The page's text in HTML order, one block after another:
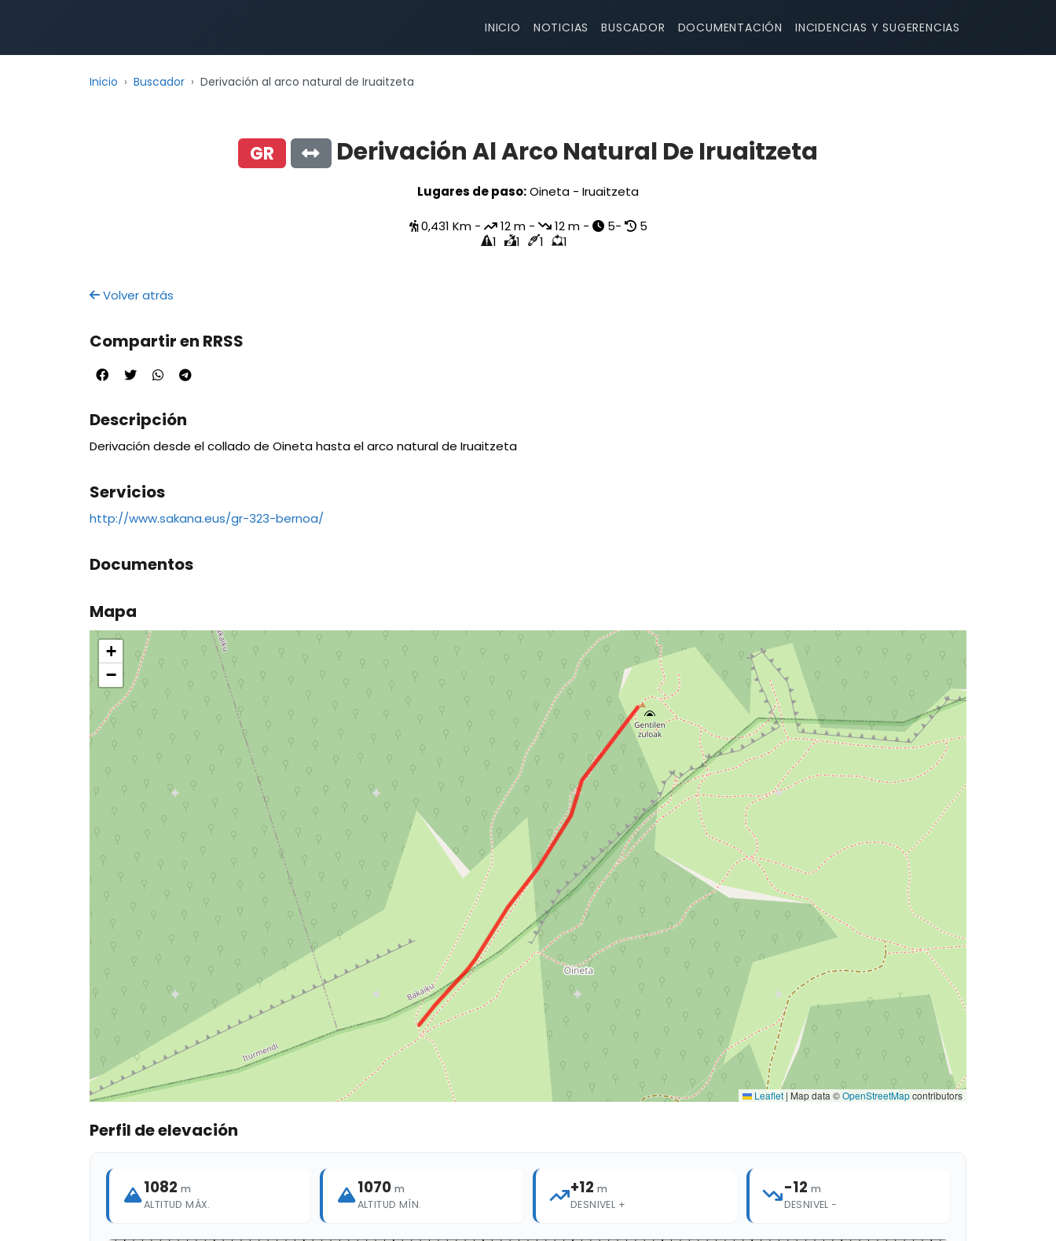
INICIO NOTICIAS BUSCADOR DOCUMENTACIÓN INCIDENCIAS Y SUGERENCIAS
Inicio Buscador Derivación al arco natural de Iruaitzeta
GR Derivación Al Arco Natural De Iruaitzeta
Lugares de paso:Oineta - Iruaitzeta
0,431 Km - 12 m - 12 m - 5-
5
1
1 1 1
Volver atrás
Compartir en RRSS
Descripción
Derivación desde el collado de Oineta hasta el arco natural de Iruaitzeta
Servicios
http://www.sakana.eus/gr-323-bernoa/
Documentos
Mapa
+
−
Leaflet | Map data ©OpenStreetMapcontributors
Perfil de elevación
1082 m
ALTITUD MÁX.
1070 m
ALTITUD MÍN.
+12 m
DESNIVEL +
-12 m
DESNIVEL −